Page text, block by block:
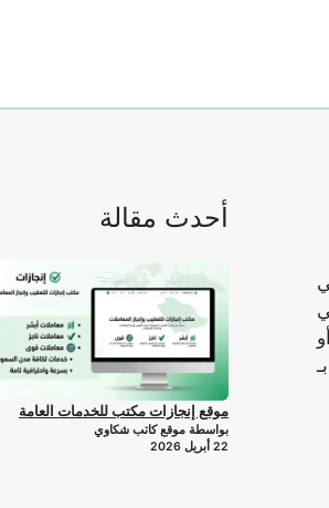
احتياجاتك وتُحقق أهدافك, نرسل الوثيقه المُكتملة عبر الواتساب بصيغة PDF أو
أحدث مقالة
موقع إنجازات مكتب للخدمات العامة
بواسطة موقع كاتب شكاوي
22 أبريل 2026